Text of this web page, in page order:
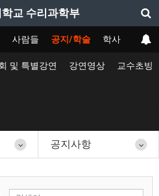
교 수리과학부
사람들 공지/학술 학사
및 특별강연 강연영상 교수초빙
공지사항